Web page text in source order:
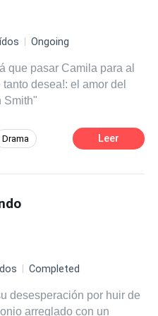
Ongoing
que pasar Camila para al
desea!: el amor del
Smith"
Drama Leer
Completed
desesperación por huir de
arreglado con un